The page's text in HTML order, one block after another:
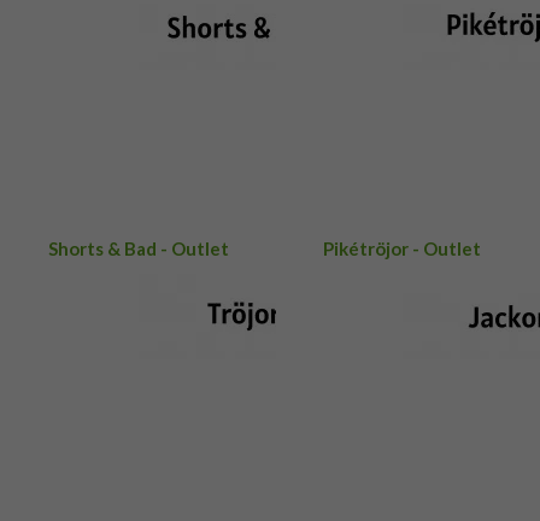
Shorts & Bad - Outlet Pikétröjor - Outlet